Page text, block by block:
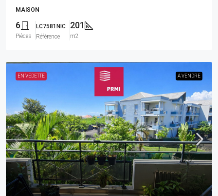
MAISON
6
Pièces
LC7581NIC
Référence
201
m2
EN VEDETTE A VENDRE